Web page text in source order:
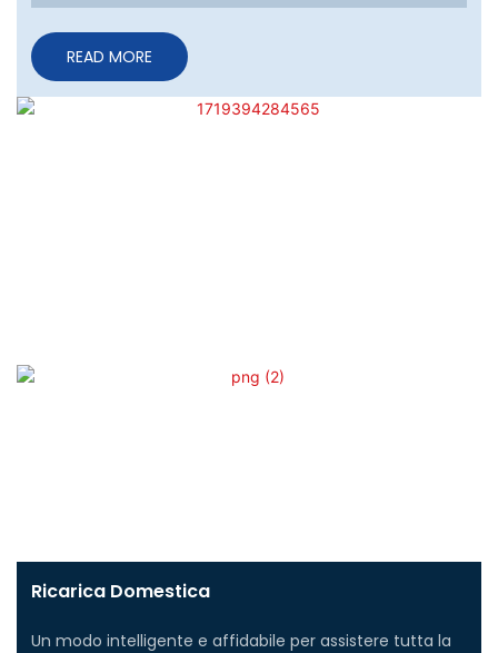
READ MORE
Ricarica Domestica
Un modo intelligente e affidabile per assistere tutta la